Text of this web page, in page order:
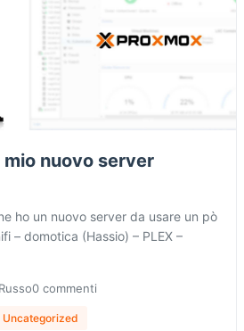
mio nuovo server
ho un nuovo server da usare un pò
– domotica (Hassio) – PLEX –
0 commenti
Uncategorized